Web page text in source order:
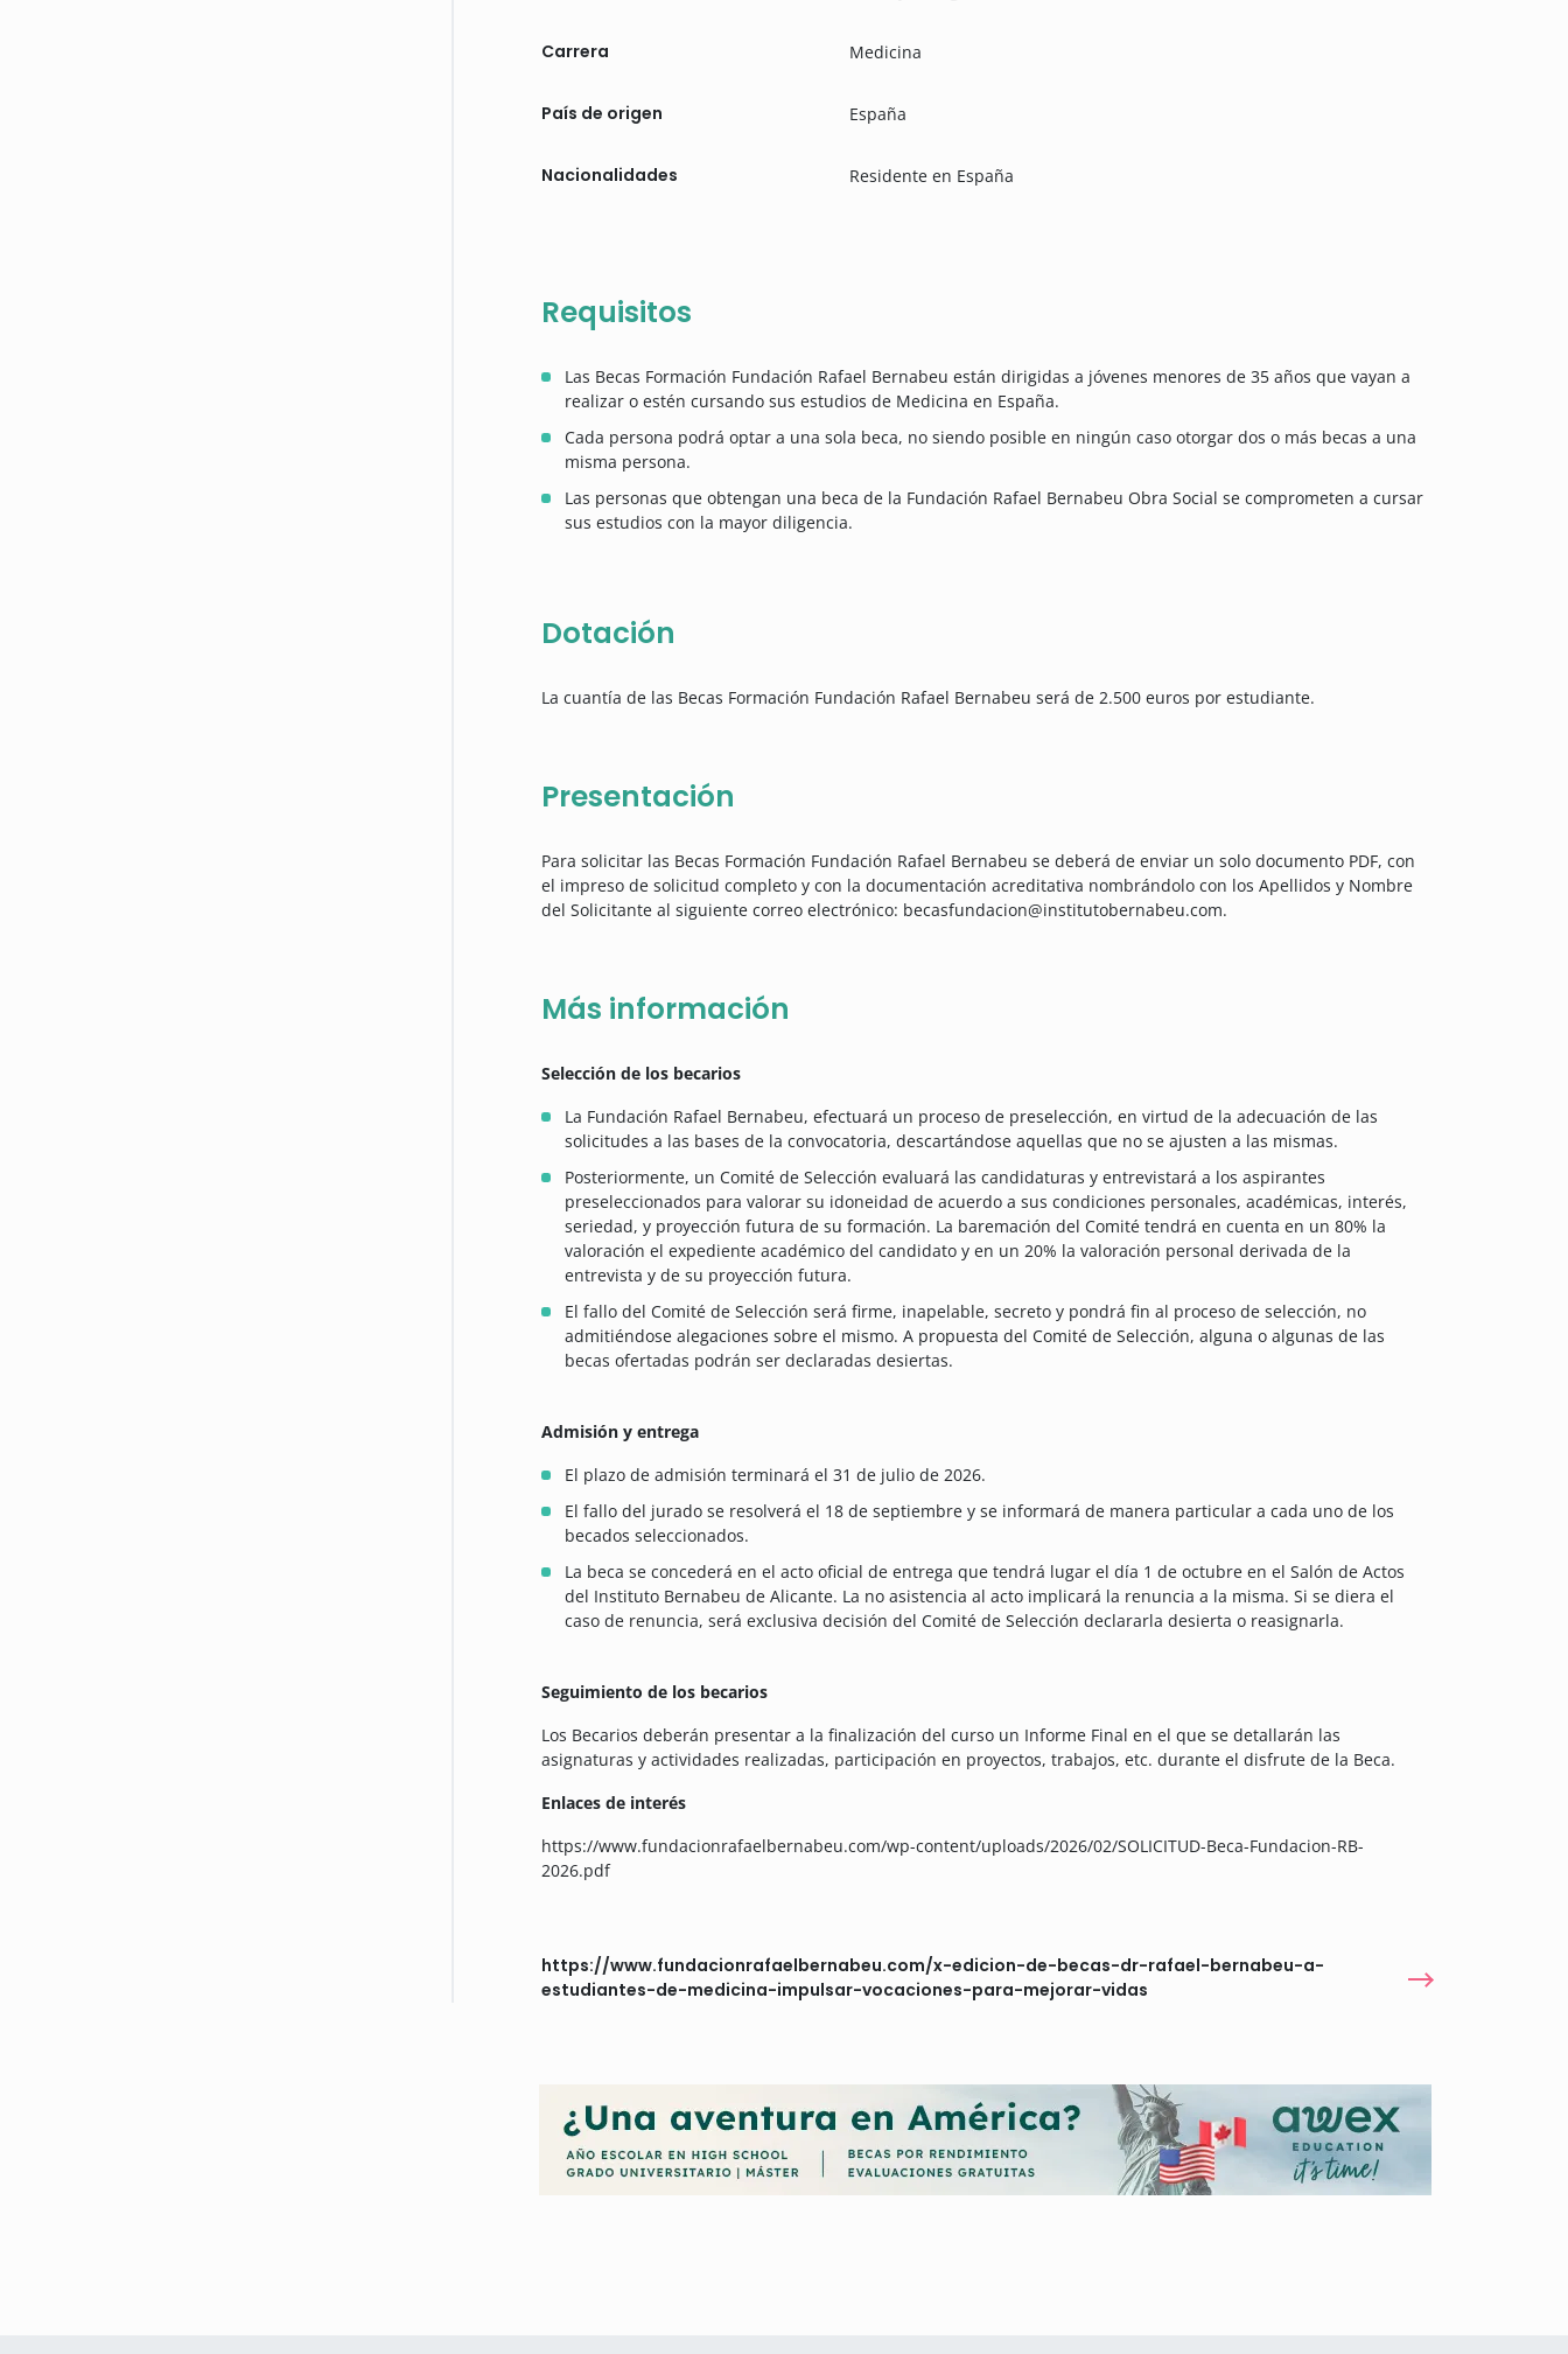
Carrera Medicina
País de origen España
Nacionalidades Residente en España
Requisitos
Las Becas Formación Fundación Rafael Bernabeu están dirigidas a jóvenes menores de 35 años que vayan a
realizar o estén cursando sus estudios de Medicina en España.
Cada persona podrá optar a una sola beca, no siendo posible en ningún caso otorgar dos o más becas a una
misma persona.
Las personas que obtengan una beca de la Fundación Rafael Bernabeu Obra Social se comprometen a cursar
sus estudios con la mayor diligencia.
Dotación
La cuantía de las Becas Formación Fundación Rafael Bernabeu será de 2.500 euros por estudiante.
Presentación
Para solicitar las Becas Formación Fundación Rafael Bernabeu se deberá de enviar un solo documento PDF, con
el impreso de solicitud completo y con la documentación acreditativa nombrándolo con los Apellidos y Nombre
del Solicitante al siguiente correo electrónico: becasfundacion@institutobernabeu.com.
Más información
Selección de los becarios
La Fundación Rafael Bernabeu, efectuará un proceso de preselección, en virtud de la adecuación de las
solicitudes a las bases de la convocatoria, descartándose aquellas que no se ajusten a las mismas.
Posteriormente, un Comité de Selección evaluará las candidaturas y entrevistará a los aspirantes
preseleccionados para valorar su idoneidad de acuerdo a sus condiciones personales, académicas, interés,
seriedad, y proyección futura de su formación. La baremación del Comité tendrá en cuenta en un 80% la
valoración el expediente académico del candidato y en un 20% la valoración personal derivada de la
entrevista y de su proyección futura.
El fallo del Comité de Selección será firme, inapelable, secreto y pondrá fin al proceso de selección, no
admitiéndose alegaciones sobre el mismo. A propuesta del Comité de Selección, alguna o algunas de las
becas ofertadas podrán ser declaradas desiertas.
Admisión y entrega
El plazo de admisión terminará el 31 de julio de 2026.
El fallo del jurado se resolverá el 18 de septiembre y se informará de manera particular a cada uno de los
becados seleccionados.
La beca se concederá en el acto oficial de entrega que tendrá lugar el día 1 de octubre en el Salón de Actos
del Instituto Bernabeu de Alicante. La no asistencia al acto implicará la renuncia a la misma. Si se diera el
caso de renuncia, será exclusiva decisión del Comité de Selección declararla desierta o reasignarla.
Seguimiento de los becarios
Los Becarios deberán presentar a la finalización del curso un Informe Final en el que se detallarán las
asignaturas y actividades realizadas, participación en proyectos, trabajos, etc. durante el disfrute de la Beca.
Enlaces de interés
https://www.fundacionrafaelbernabeu.com/wp-content/uploads/2026/02/SOLICITUD-Beca-Fundacion-RB-
2026.pdf
https://www.fundacionrafaelbernabeu.com/x-edicion-de-becas-dr-rafael-bernabeu-a-
estudiantes-de-medicina-impulsar-vocaciones-para-mejorar-vidas